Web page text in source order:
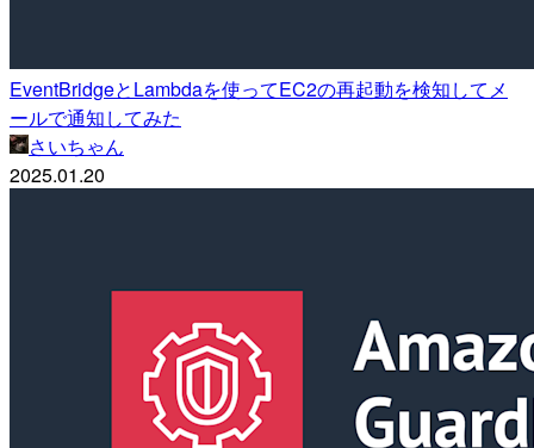
EventBridgeとLambdaを使ってEC2の再起動を検知してメ
ールで通知してみた
さいちゃん
2025.01.20